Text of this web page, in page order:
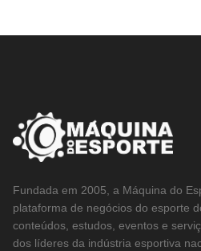
Fundada em 2005, a Máquina do
plataforma de negócios do esporte
conteúdos, estudos, eventos e
dos líderes da indústria esportiva